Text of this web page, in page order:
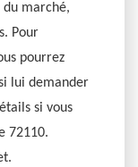
du marché,
Pour
pourrez
lui demander
si vous
72110.